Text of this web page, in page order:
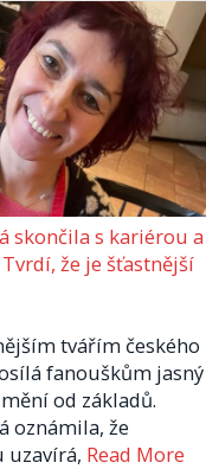
skončila s kariérou a
že je šťastnější
tvářím českého
fanouškům jasný
od základů.
oznámila, že
uzavírá, Read More